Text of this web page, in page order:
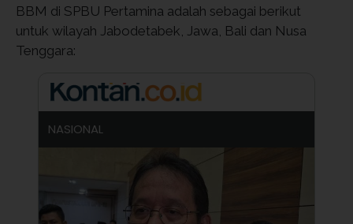
BBM di SPBU Pertamina adalah sebagai berikut
untuk wilayah Jabodetabek, Jawa, Bali dan Nusa
Tenggara:
NASIONAL